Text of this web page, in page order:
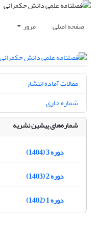
صفحه اصلی مرور
مقالات آماده انتشار
شماره جاری
شماره‌های پیشین نشریه
دوره 3 (1404)
دوره 2 (1403)
دوره 1 (1402)